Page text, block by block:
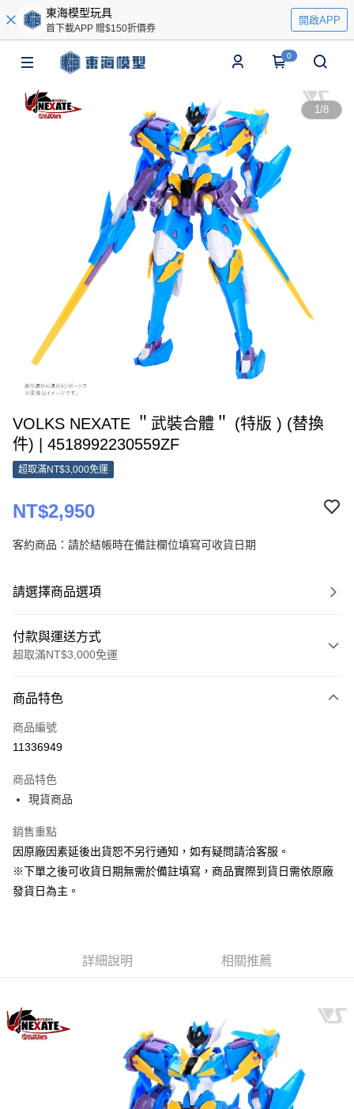
東海模型玩具
首下載APP 贈$150折價券
開啟APP
0
1/8
VOLKS NEXATE ＂武裝合體＂ (特版 ) (替換
件) | 4518992230559ZF
超取滿NT$3,000免運
NT$2,950
客約商品：請於結帳時在備註欄位填寫可收貨日期
請選擇商品選項
付款與運送方式
超取滿NT$3,000免運
信用卡一次付款
超商取貨付款
大哥付你分期
【大哥付你分期使用說明】
1.本服務由台灣大哥大提供，台灣大哥大用戶可立即使用無須另外申請。
流程，驗證手機門號後，選擇欲分期的期數、繳款截止日，確認付款後即完
成交易。
【繳款方式說明】
帳／街口支付／iPASS MONEY」等通路繳費。
1.本服務係由「台灣大哥大股份有限公司」（以下簡稱本公司）所提供，讓
用戶於交易時，得透過本服務購買商品或服務，並由商店將買賣／分期付款
買賣價金債權讓與本公司後，依約使用本公司帳單繳交帳款。
2.基於同意付款使用「大哥付你分期」之契約關係目的，商店將以您的個人
ATM付款
運送方式
現貨-付款後全家取貨
現貨-7-11取貨付款
每筆NT$90，滿NT$3,000(含以上)免運費
每筆NT$90，滿NT$3,000(含以上)免運費
商品特色
商品編號
11336949
商品特色
現貨商品
銷售重點
因原廠因素延後出貨恕不另行通知，如有疑問請洽客服。
※下單之後可收貨日期無需於備註填寫，商品實際到貨日需依原廠
發貨日為主。
詳細說明 相關推薦